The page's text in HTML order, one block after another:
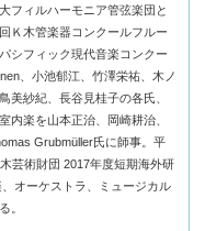
フィルハーモニア管弦楽団と
Ｋ木管楽器コンクールフルー
シフィック現代音楽コンクー
、小池郁江、竹澤栄祐、木ノ
美紗紀、長谷見桂子の各氏、
内楽を山本正治、岡崎耕治、
Grubmüller氏に師事。平
芸術財団 2017年度短期海外研
オーケストラ、ミュージカル
。